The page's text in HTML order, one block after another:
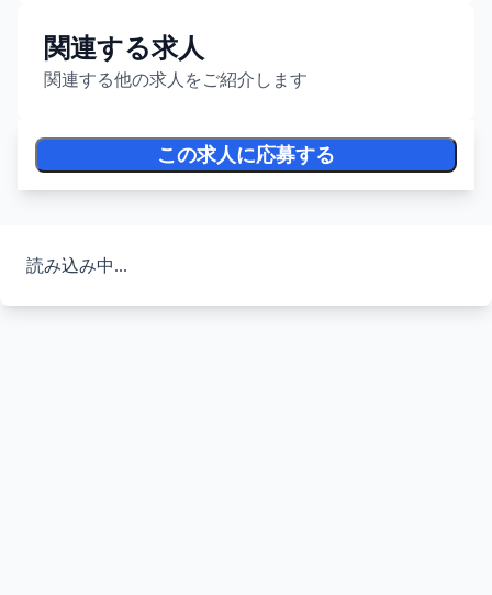
関連する求人
関連する他の求人をご紹介します
この求人に応募する
読み込み中...